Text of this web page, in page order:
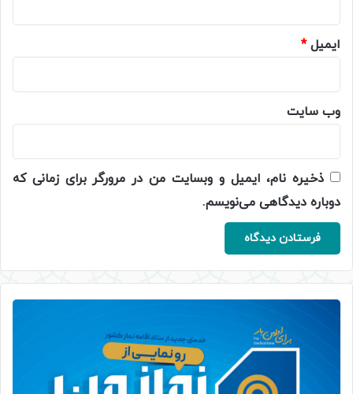
ایمیل*
وب‌ سایت
ذخیره نام، ایمیل و وبسایت من در مرورگر برای زمانی که
دوباره دیدگاهی می‌نویسم.